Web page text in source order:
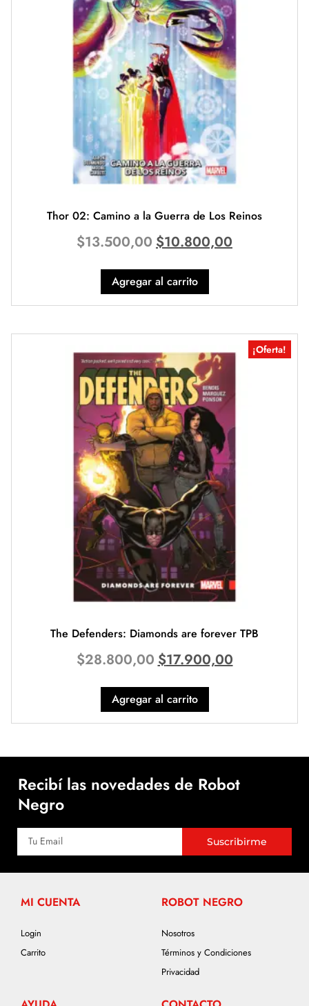
Thor 02: Camino a la Guerra de Los Reinos
$13.500,00 $10.800,00
Agregar al carrito
¡Oferta!
The Defenders: Diamonds are forever TPB
$28.800,00$17.900,00
Agregar al carrito
Recibí las novedades de Robot
Negro
Suscribirme
MI CUENTA
Login
Carrito
ROBOT NEGRO
Nosotros
Términos y Condiciones
Privacidad